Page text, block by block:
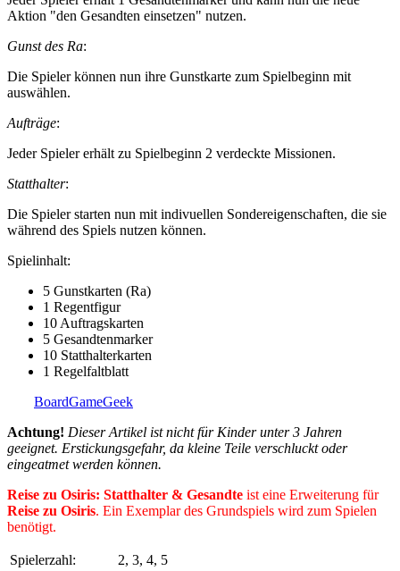
Aktion "den Gesandten einsetzen" nutzen.
Gunst des Ra:
Die Spieler können nun ihre Gunstkarte zum Spielbeginn mit
auswählen.
Aufträge:
Jeder Spieler erhält zu Spielbeginn 2 verdeckte Missionen.
Statthalter:
Die Spieler starten nun mit indivuellen Sondereigenschaften, die sie
während des Spiels nutzen können.
Spielinhalt:
5 Gunstkarten (Ra)
1 Regentfigur
10 Auftragskarten
5 Gesandtenmarker
10 Statthalterkarten
1 Regelfaltblatt
BoardGameGeek
Achtung! Dieser Artikel ist nicht für Kinder unter 3 Jahren
geeignet. Erstickungsgefahr, da kleine Teile verschluckt oder
eingeatmet werden können.
Reise zu Osiris: Statthalter & Gesandte ist eine Erweiterung für
Reise zu Osiris. Ein Exemplar des Grundspiels wird zum Spielen
benötigt.
Spielerzahl:
2, 3, 4, 5